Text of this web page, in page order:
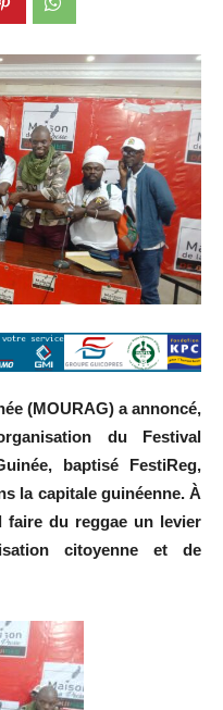
(MOURAG) a annoncé,
du Festival
baptisé FestiReg,
la capitale guinéenne. À
faire du reggae un levier
citoyenne et de